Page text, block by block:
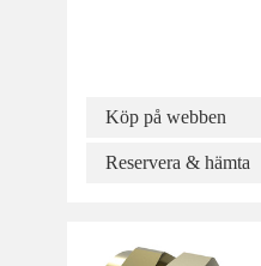
Köp på webben
Reservera & hämta